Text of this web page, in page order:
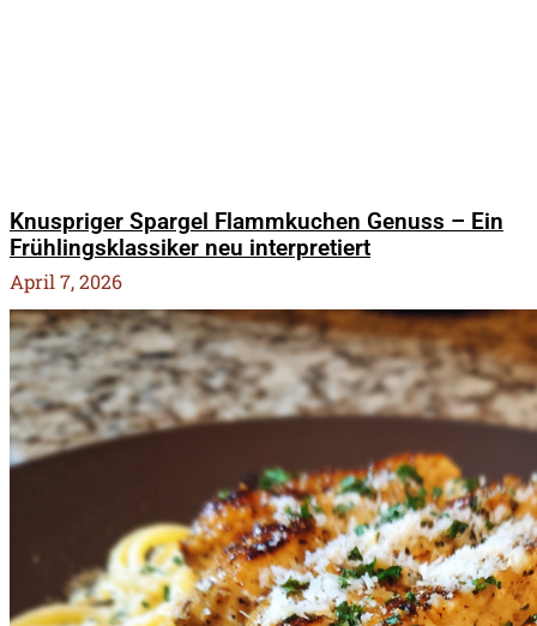
Knuspriger Spargel Flammkuchen Genuss – Ein
Frühlingsklassiker neu interpretiert
April 7, 2026